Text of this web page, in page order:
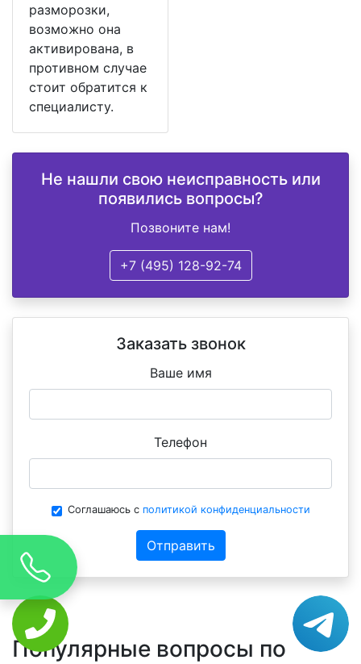
разморозки,
возможно она
активирована, в
противном случае
стоит обратится к
специалисту.
Не нашли свою неисправность или
появились вопросы?
Позвоните нам!
+7 (495) 128-92-74
Заказать звонок
Ваше имя
Телефон
Соглашаюсь с политикой конфиденциальности
Отправить
Популярные вопросы по